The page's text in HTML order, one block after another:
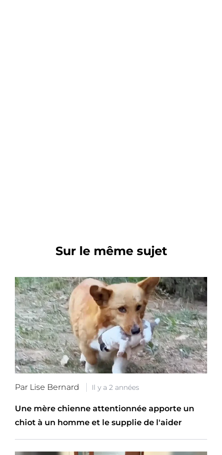
Sur le même sujet
Par Lise Bernard Il y a 2 années
Une mère chienne attentionnée apporte un
chiot à un homme et le supplie de l'aider